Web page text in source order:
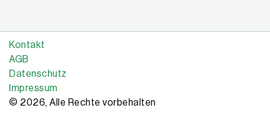
© 2026, Alle Rechte vorbehalten
Impressum
Datenschutz
AGB
Kontakt